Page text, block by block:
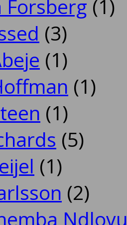
Forsberg (1)
(3)
(1)
(1)
(1)
(5)
(1)
(2)